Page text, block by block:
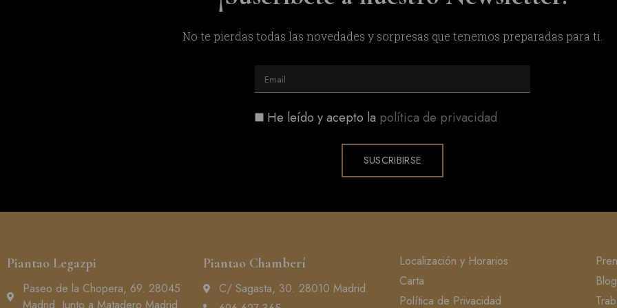
No te pierdas todas las novedades y sorpresas que tenemos preparadas para ti.
He leído y acepto la política de privacidad
SUSCRIBIRSE
Piantao Legazpi
Paseo de la Chopera, 69. 28045
Piantao Chamberí
C/ Sagasta, 30. 28010 Madrid.
Localización y Horarios
Carta
Política de Privacidad
Blog